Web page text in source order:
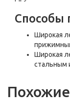
Способы
Широкая
Широкая
стальным